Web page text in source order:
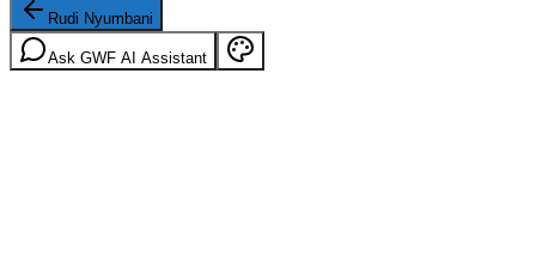
Rudi Nyumbani
Ask GWF AI Assistant